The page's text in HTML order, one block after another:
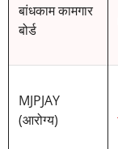
बांधकाम कामगार
बोर्ड
MJPJAY
(आरोग्य)